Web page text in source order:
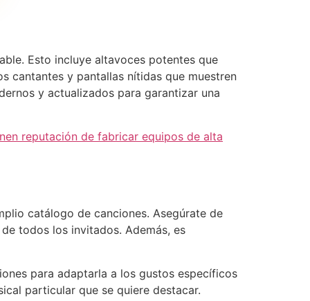
Esto incluye altavoces potentes que
cantantes y pantallas nítidas que muestren
y actualizados para garantizar una
reputación de fabricar equipos de alta
catálogo de canciones. Asegúrate de
todos los invitados. Además, es
para adaptarla a los gustos específicos
particular que se quiere destacar.